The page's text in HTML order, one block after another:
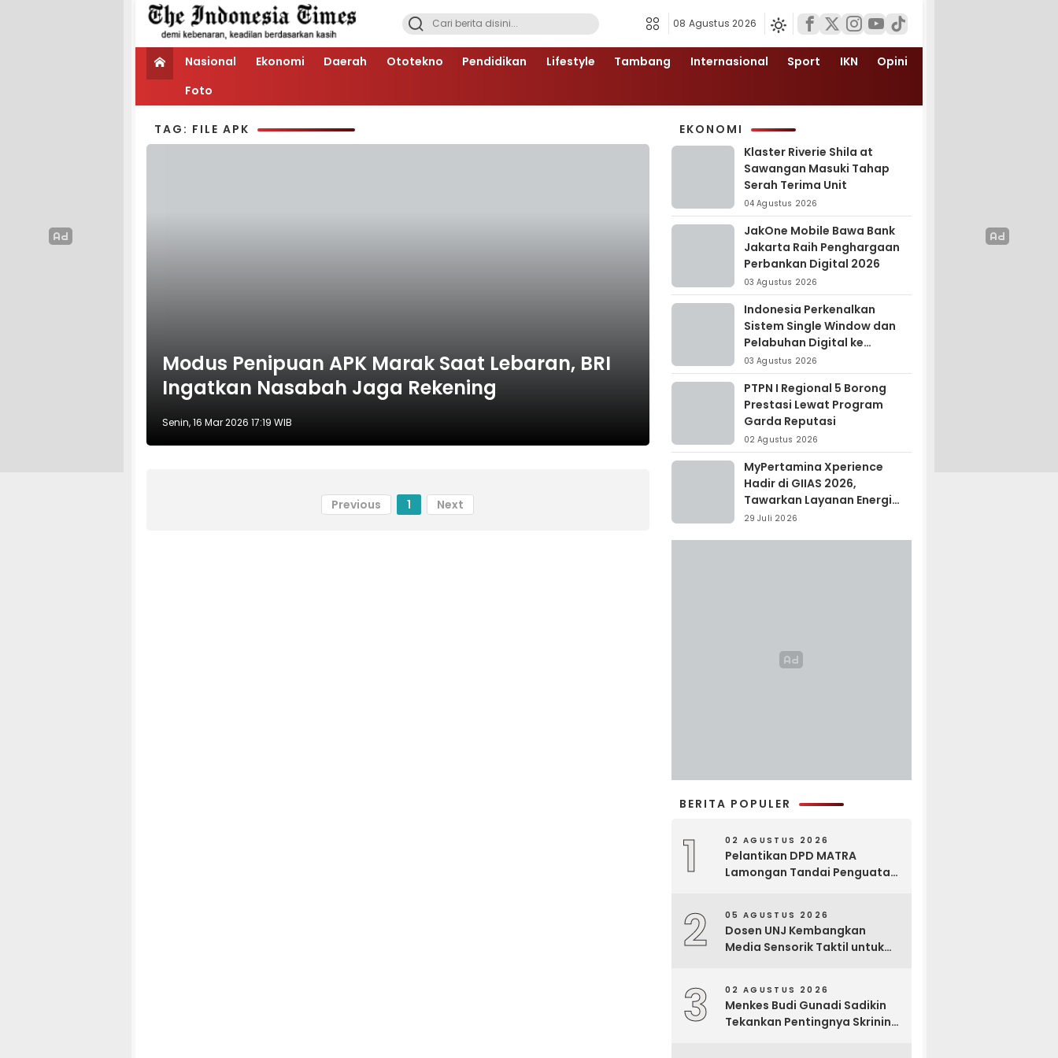
08 Agustus 2026
Nasional Ekonomi Daerah Ototekno Pendidikan Lifestyle Tambang Internasional Sport IKN
Opini
Foto
TAG: FILE APK
Modus Penipuan APK Marak Saat Lebaran, BRI
Ingatkan Nasabah Jaga Rekening
Senin, 16 Mar 2026 17:19 WIB
Previous 1 Next
EKONOMI
Klaster Riverie Shila at
Sawangan Masuki Tahap
Serah Terima Unit
04 Agustus 2026
JakOne Mobile Bawa Bank
Jakarta Raih Penghargaan
Perbankan Digital 2026
03 Agustus 2026
Indonesia Perkenalkan
Sistem Single Window dan
Pelabuhan Digital ke
Madagaskar
03 Agustus 2026
PTPN I Regional 5 Borong
Prestasi Lewat Program
Garda Reputasi
02 Agustus 2026
MyPertamina Xperience
Hadir di GIIAS 2026,
Tawarkan Layanan Energi
Terintegrasi
29 Juli 2026
BERITA POPULER
1 02 AGUSTUS 2026
Pelantikan DPD MATRA
Lamongan Tandai Penguatan
2 05 AGUSTUS 2026
Dosen UNJ Kembangkan
Media Sensorik Taktil untuk
3 02 AGUSTUS 2026
Menkes Budi Gunadi Sadikin
Tekankan Pentingnya Skrining